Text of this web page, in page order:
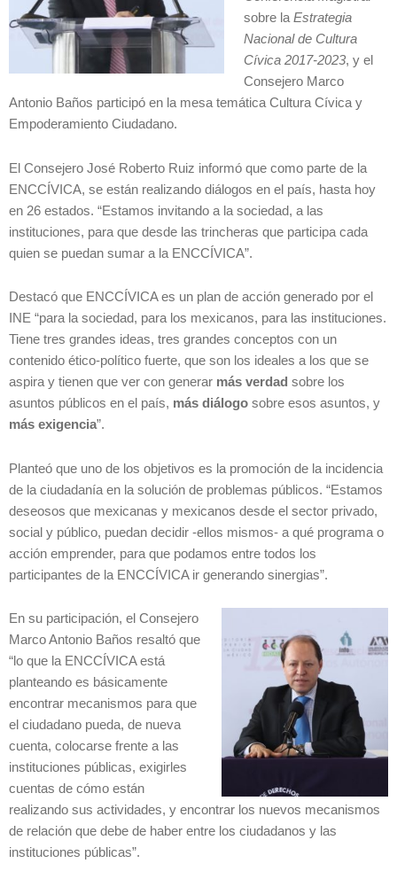
sobre laEstrategia
Nacional de Cultura
Cívica 2017-2023, y el
Consejero Marco
Antonio Baños participó en la mesa temática Cultura Cívica y
Empoderamiento Ciudadano.
El Consejero José Roberto Ruiz informó que como parte de la
ENCCÍVICA, se están realizando diálogos en el país, hasta hoy
en 26 estados. “Estamos invitando a la sociedad, a las
instituciones, para que desde las trincheras que participa cada
quien se puedan sumar a la ENCCÍVICA”.
Destacó que ENCCÍVICA es un plan de acción generado por el
INE “para la sociedad, para los mexicanos, para las instituciones.
Tiene tres grandes ideas, tres grandes conceptos con un
contenido ético-político fuerte, que son los ideales a los que se
aspira y tienen que ver con generar más verdad sobre los
asuntos públicos en el país, más diálogo sobre esos asuntos, y
más exigencia”.
Planteó que uno de los objetivos es la promoción de la incidencia
de la ciudadanía en la solución de problemas públicos. “Estamos
deseosos que mexicanas y mexicanos desde el sector privado,
social y público, puedan decidir -ellos mismos- a qué programa o
acción emprender, para que podamos entre todos los
participantes de la ENCCÍVICA ir generando sinergias”.
En su participación, el Consejero
Marco Antonio Baños resaltó que
“lo que la ENCCÍVICA está
planteando es básicamente
encontrar mecanismos para que
el ciudadano pueda, de nueva
cuenta, colocarse frente a las
instituciones públicas, exigirles
cuentas de cómo están
realizando sus actividades, y encontrar los nuevos mecanismos
de relación que debe de haber entre los ciudadanos y las
instituciones públicas”.